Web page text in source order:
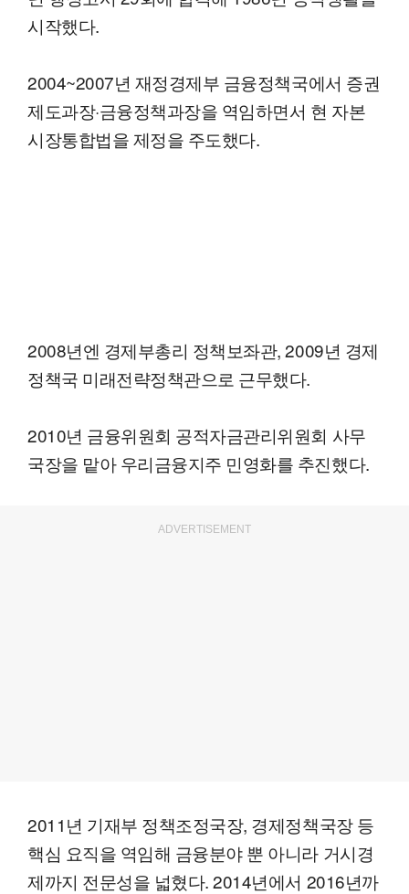
시작했다.
2004~2007년 재정경제부 금융정책국에서 증권
제도과장·금융정책과장을 역임하면서 현 자본
시장통합법을 제정을 주도했다.
2008년엔 경제부총리 정책보좌관, 2009년 경제
정책국 미래전략정책관으로 근무했다.
2010년 금융위원회 공적자금관리위원회 사무
국장을 맡아 우리금융지주 민영화를 추진했다.
ADVERTISEMENT
2011년 기재부 정책조정국장, 경제정책국장 등
핵심 요직을 역임해 금융분야 뿐 아니라 거시경
제까지 전문성을 넓혔다. 2014년에서 2016년까